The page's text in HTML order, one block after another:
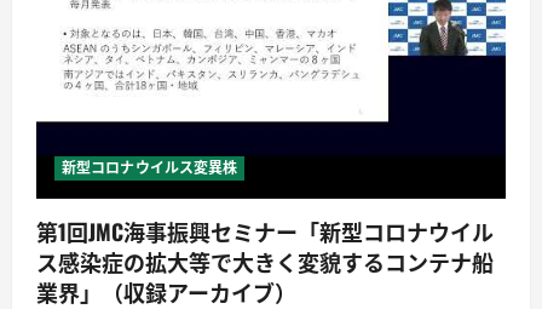
新型コロナウイルス変異株
第1回JMC海事振興セミナー「新型コロナウイル
ス感染症の拡大等で大きく変貌するコンテナ船
業界」（収録アーカイブ）